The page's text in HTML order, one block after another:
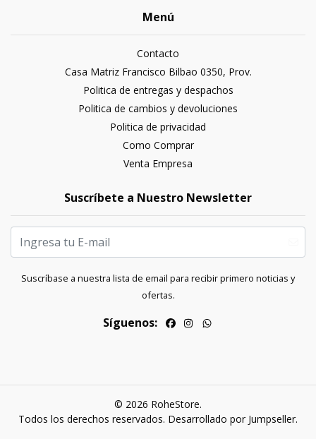
Menú
Contacto
Casa Matriz Francisco Bilbao 0350, Prov.
Politica de entregas y despachos
Politica de cambios y devoluciones
Politica de privacidad
Como Comprar
Venta Empresa
Suscríbete a Nuestro Newsletter
Suscríbase a nuestra lista de email para recibir primero noticias y
ofertas.
Síguenos:
© 2026 RoheStore.
Todos los derechos reservados. Desarrollado por Jumpseller.